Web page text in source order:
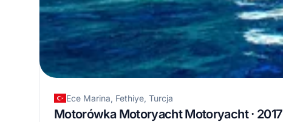
Ece Marina, Fethiye, Turcja
Motorówka Motoryacht Motoryacht · 2017